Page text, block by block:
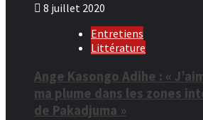
8 juillet 2020
Entretiens
Littérature
Ange Kasongo Adihe : «
ma plume dans les zones
de Pakadjuma »